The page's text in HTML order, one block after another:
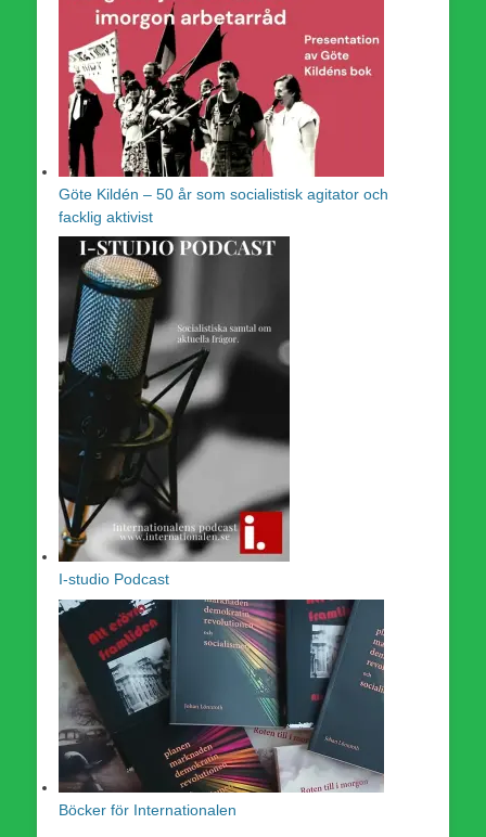
Göte Kildén – 50 år som socialistisk agitator och
facklig aktivist
I-studio Podcast
Böcker för Internationalen